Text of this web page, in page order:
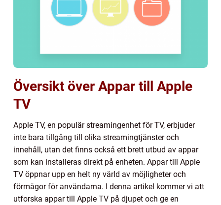
Översikt över Appar till Apple
TV
Apple TV, en populär streamingenhet för TV, erbjuder
inte bara tillgång till olika streamingtjänster och
innehåll, utan det finns också ett brett utbud av appar
som kan installeras direkt på enheten. Appar till Apple
TV öppnar upp en helt ny värld av möjligheter och
förmågor för användarna. I denna artikel kommer vi att
utforska appar till Apple TV på djupet och ge en